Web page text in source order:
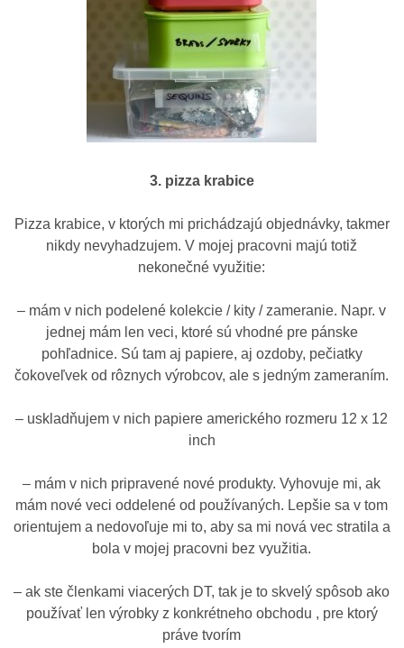
3. pizza krabice
Pizza krabice, v ktorých mi prichádzajú objednávky, takmer
nikdy nevyhadzujem. V mojej pracovni majú totiž
nekonečné využitie:
– mám v nich podelené kolekcie / kity / zameranie. Napr. v
jednej mám len veci, ktoré sú vhodné pre pánske
pohľadnice. Sú tam aj papiere, aj ozdoby, pečiatky
čokoveľvek od rôznych výrobcov, ale s jedným zameraním.
– uskladňujem v nich papiere amerického rozmeru 12 x 12
inch
– mám v nich pripravené nové produkty. Vyhovuje mi, ak
mám nové veci oddelené od používaných. Lepšie sa v tom
orientujem a nedovoľuje mi to, aby sa mi nová vec stratila a
bola v mojej pracovni bez využitia.
– ak ste členkami viacerých DT, tak je to skvelý spôsob ako
používať len výrobky z konkrétneho obchodu , pre ktorý
práve tvorím